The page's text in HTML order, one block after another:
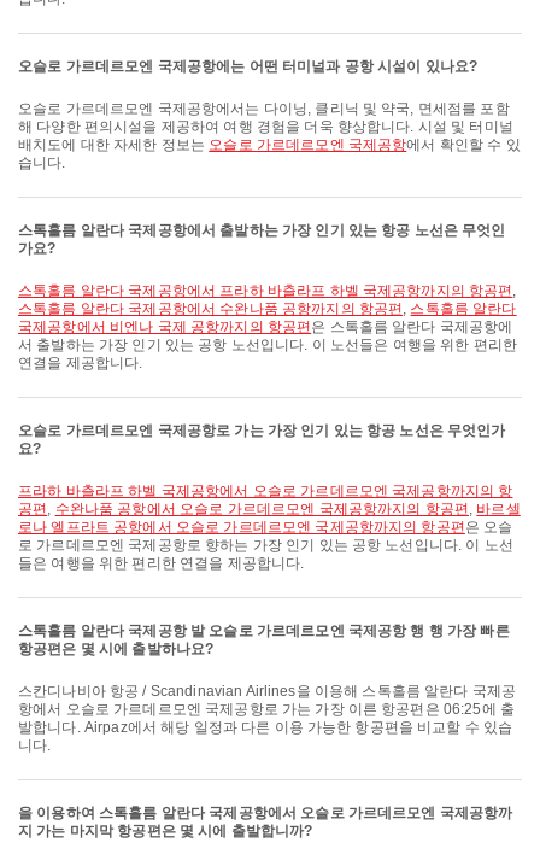
오슬로 가르데르모엔 국제공항에는 어떤 터미널과 공항 시설이 있나요?
오슬로 가르데르모엔 국제공항에서는 다이닝, 클리닉 및 약국, 면세점를 포함
해 다양한 편의시설을 제공하여 여행 경험을 더욱 향상합니다. 시설 및 터미널
배치도에 대한 자세한 정보는 오슬로 가르데르모엔 국제공항에서 확인할 수 있
습니다.
스톡홀름 알란다 국제공항에서 출발하는 가장 인기 있는 항공 노선은 무엇인
가요?
스톡홀름 알란다 국제공항에서 프라하 바츨라프 하벨 국제공항까지의 항공편 ,
스톡홀름 알란다 국제공항에서 수완나품 공항까지의 항공편 , 스톡홀름 알란다
국제공항에서 비엔나 국제 공항까지의 항공편 은 스톡홀름 알란다 국제공항에
서 출발하는 가장 인기 있는 공항 노선입니다. 이 노선들은 여행을 위한 편리한
연결을 제공합니다.
오슬로 가르데르모엔 국제공항로 가는 가장 인기 있는 항공 노선은 무엇인가
요?
프라하 바츨라프 하벨 국제공항에서 오슬로 가르데르모엔 국제공항까지의 항
공편 , 수완나품 공항에서 오슬로 가르데르모엔 국제공항까지의 항공편 , 바르셀
로나 엘프라트 공항에서 오슬로 가르데르모엔 국제공항까지의 항공편 은 오슬
로 가르데르모엔 국제공항로 향하는 가장 인기 있는 공항 노선입니다. 이 노선
들은 여행을 위한 편리한 연결을 제공합니다.
스톡홀름 알란다 국제공항 발 오슬로 가르데르모엔 국제공항 행 행 가장 빠른
항공편은 몇 시에 출발하나요?
스칸디나비아 항공 / Scandinavian Airlines을 이용해 스톡홀름 알란다 국제공
항에서 오슬로 가르데르모엔 국제공항로 가는 가장 이른 항공편은 06:25에 출
발합니다. Airpaz에서 해당 일정과 다른 이용 가능한 항공편을 비교할 수 있습
니다.
을 이용하여 스톡홀름 알란다 국제공항에서 오슬로 가르데르모엔 국제공항까
지 가는 마지막 항공편은 몇 시에 출발합니까?